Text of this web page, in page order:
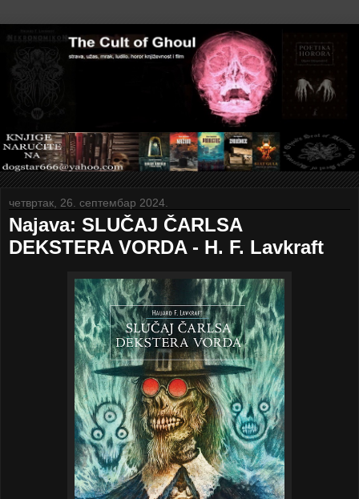
четвртак, 26. септембар 2024.
Najava: SLUČAJ ČARLSA
DEKSTERA VORDA - H. F. Lavkraft